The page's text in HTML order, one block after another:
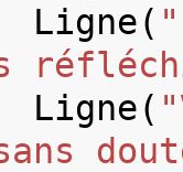
Ligne(
Ligne(